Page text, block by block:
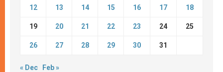
12 13 14 15 16 17 18
19 20 21 22 23 24 25
26 27 28 29 30 31
« Dec Feb »